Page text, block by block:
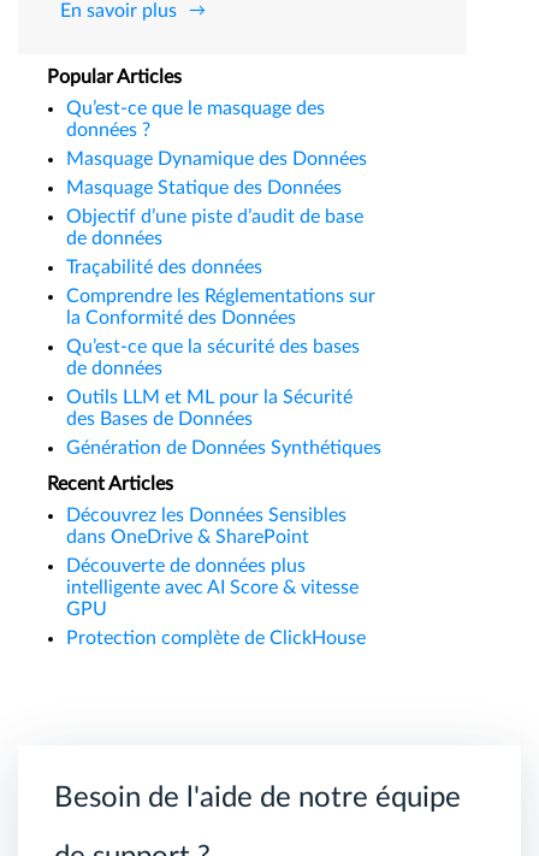
En savoir plus
Popular Articles
Qu’est-ce que le masquage des
données ?
Masquage Dynamique des Données
Masquage Statique des Données
Objectif d’une piste d’audit de base
de données
Traçabilité des données
Comprendre les Réglementations sur
la Conformité des Données
Qu’est-ce que la sécurité des bases
de données
Outils LLM et ML pour la Sécurité
des Bases de Données
Génération de Données Synthétiques
Recent Articles
Découvrez les Données Sensibles
dans OneDrive & SharePoint
Découverte de données plus
intelligente avec AI Score & vitesse
GPU
Protection complète de ClickHouse
Besoin de l'aide de notre équipe